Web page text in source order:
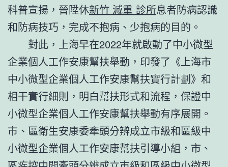
科普宣揚，晉陞休新竹 減重 診所息者防病認識
和防病技巧，完成不抱病、少抱病的目的。
對此，上海早在2022年就啟動了中小微型
企業個人工作安康幫扶舉動，印發了《上海市
中小微型企業個人工作安康幫扶實行計劃》和
相干實行細則，明白幫扶形式和流程，保證中
小微型企業個人工作安康幫扶舉動有序展開。
市、區衛生安康委牽頭分辨成立市級和區級中
小微型企業個人工作安康幫扶引導小組，市、